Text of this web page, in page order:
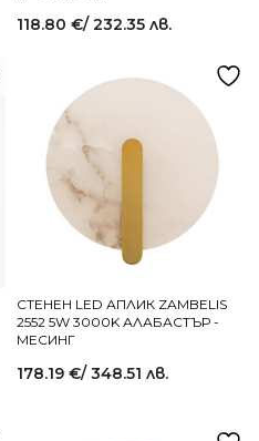
118.80 €/ 232.35 лв.
СТЕНЕН LED АПЛИК ZAMBELIS
2552 5W 3000K АЛАБАСТЪР -
МЕСИНГ
178.19 €/ 348.51 лв.